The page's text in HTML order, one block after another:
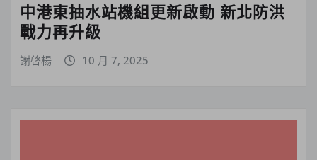
中港東抽水站機組更新啟動 新北防洪
戰力再升級
謝啓楊 10 月 7, 2025